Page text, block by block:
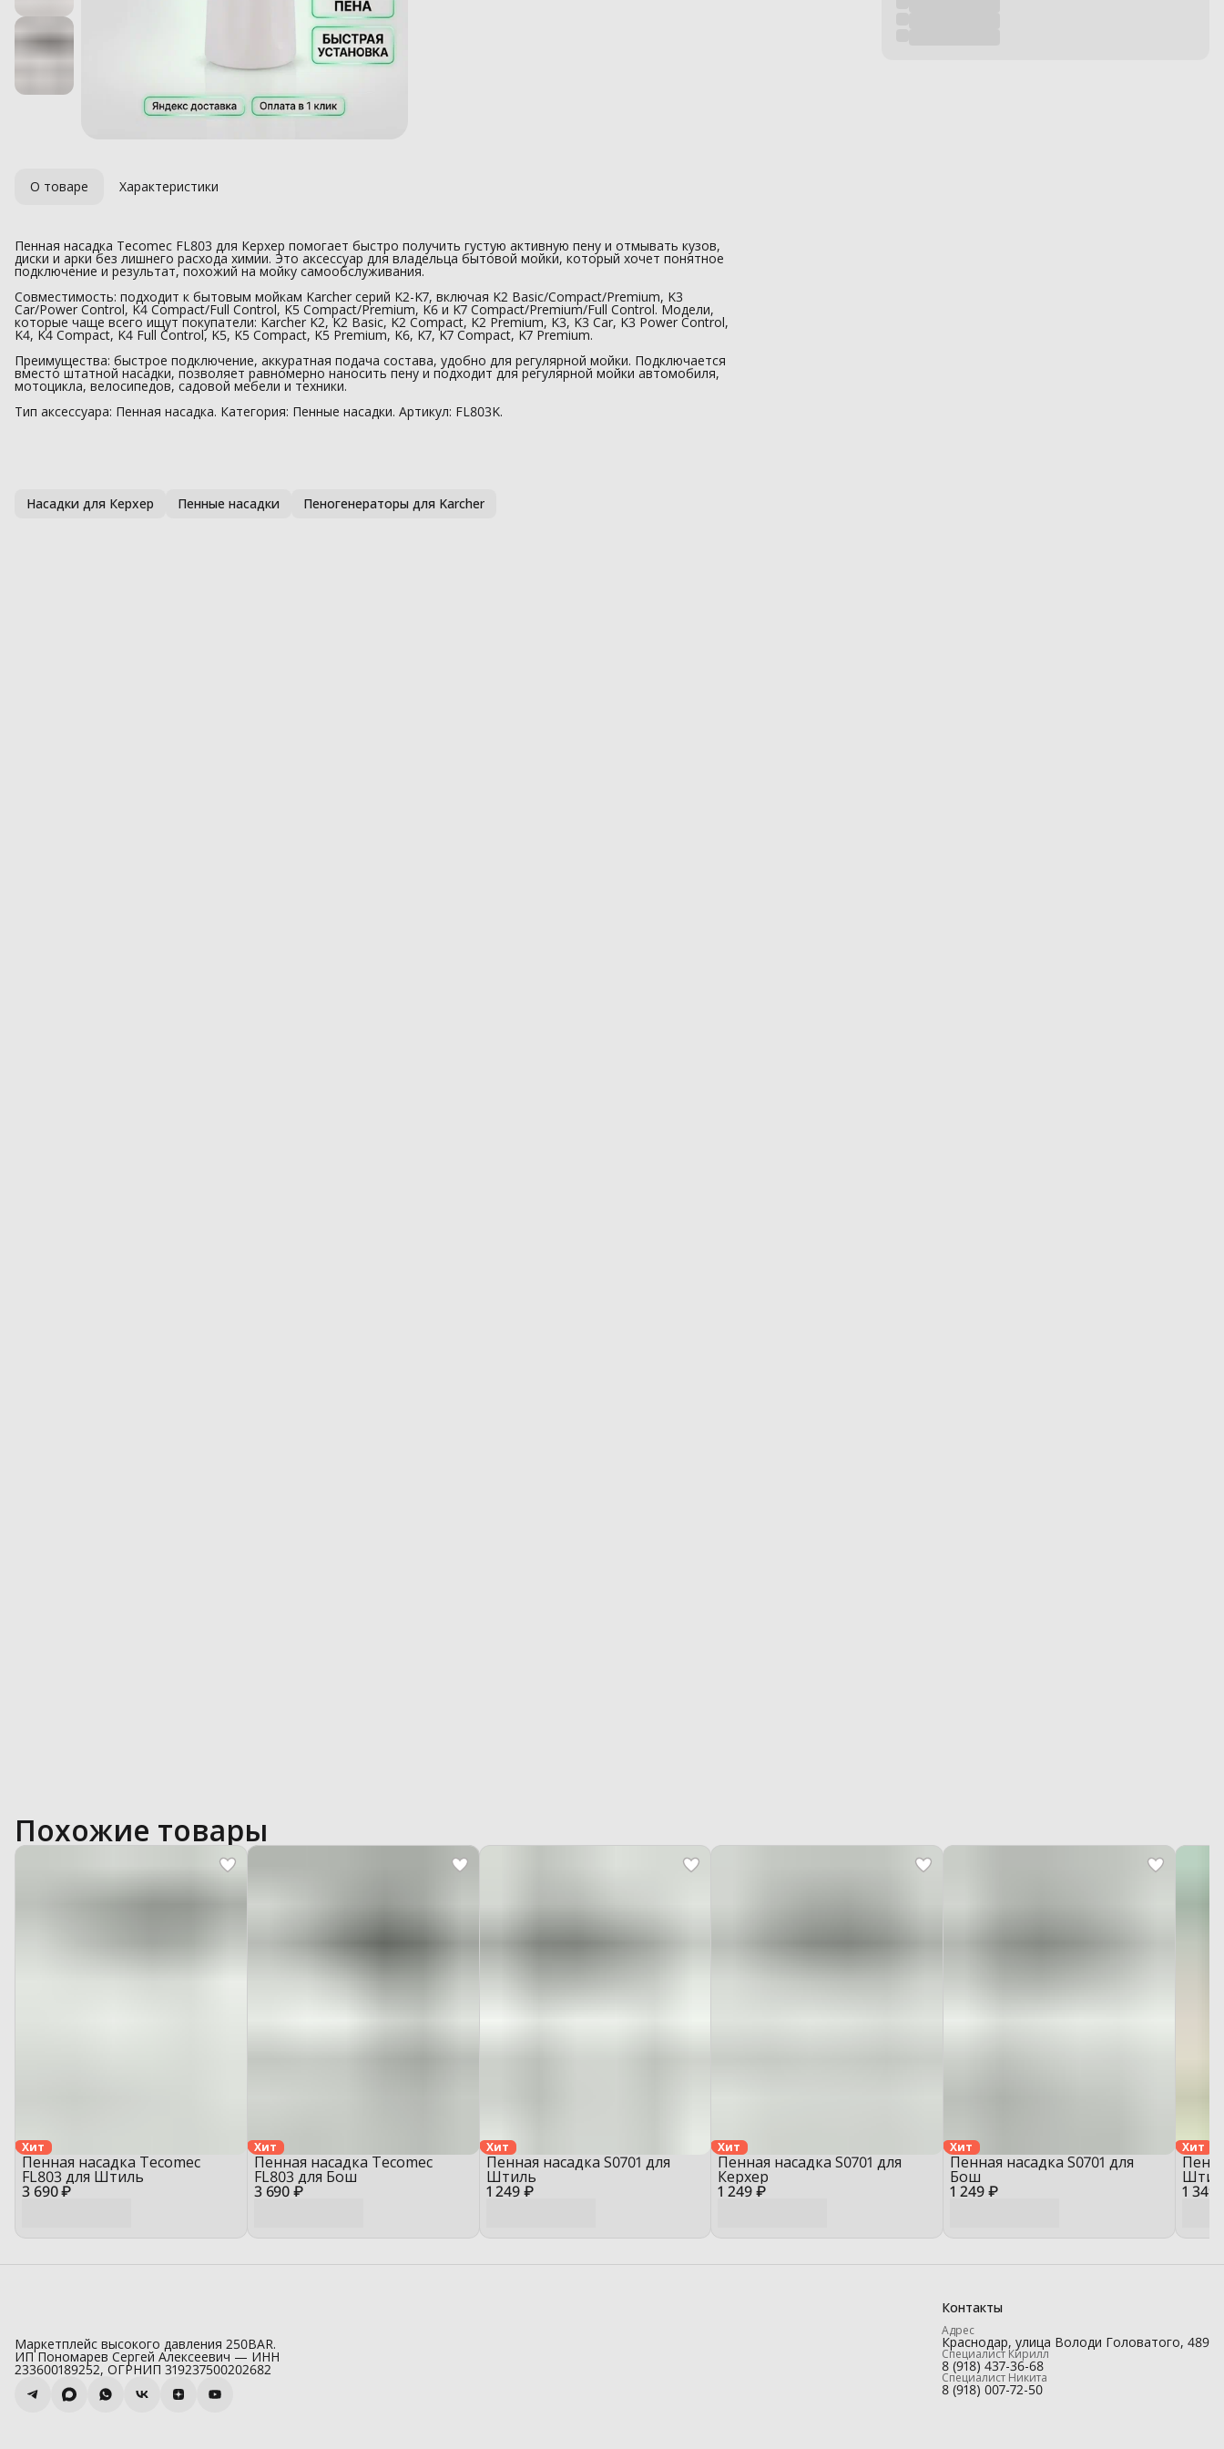
О товаре Характеристики
Пенная насадка Tecomec FL803 для Керхер помогает быстро получить густую активную пену и отмывать кузов,
диски и арки без лишнего расхода химии. Это аксессуар для владельца бытовой мойки, который хочет понятное
подключение и результат, похожий на мойку самообслуживания.
Совместимость: подходит к бытовым мойкам Karcher серий K2-K7, включая K2 Basic/Compact/Premium, K3
Car/Power Control, K4 Compact/Full Control, K5 Compact/Premium, K6 и K7 Compact/Premium/Full Control. Модели,
которые чаще всего ищут покупатели: Karcher K2, K2 Basic, K2 Compact, K2 Premium, K3, K3 Car, K3 Power Control,
K4, K4 Compact, K4 Full Control, K5, K5 Compact, K5 Premium, K6, K7, K7 Compact, K7 Premium.
Преимущества: быстрое подключение, аккуратная подача состава, удобно для регулярной мойки. Подключается
вместо штатной насадки, позволяет равномерно наносить пену и подходит для регулярной мойки автомобиля,
мотоцикла, велосипедов, садовой мебели и техники.
Тип аксессуара: Пенная насадка. Категория: Пенные насадки. Артикул: FL803K.
Насадки для Керхер Пенные насадки Пеногенераторы для Karcher
Похожие товары
Хит
3 690 ₽
Пенная насадка Tecomec
FL803 для Штиль
Хит
3 690 ₽
Пенная насадка Tecomec
FL803 для Бош
Хит
1 249 ₽
Пенная насадка S0701 для
Штиль
Хит
1 249 ₽
Пенная насадка S0701 для
Керхер
Хит
1 249 ₽
Пенная насадка S0701 для
Бош
Хит
1 349
Маркетплейс высокого давления 250BAR.
ИП Пономарев Сергей Алексеевич — ИНН
233600189252, ОГРНИП 319237500202682
Контакты
Адрес
Краснодар, улица Володи Головатого, 489
Специалист Кирилл
8 (918) 437-36-68
Специалист Никита
8 (918) 007-72-50